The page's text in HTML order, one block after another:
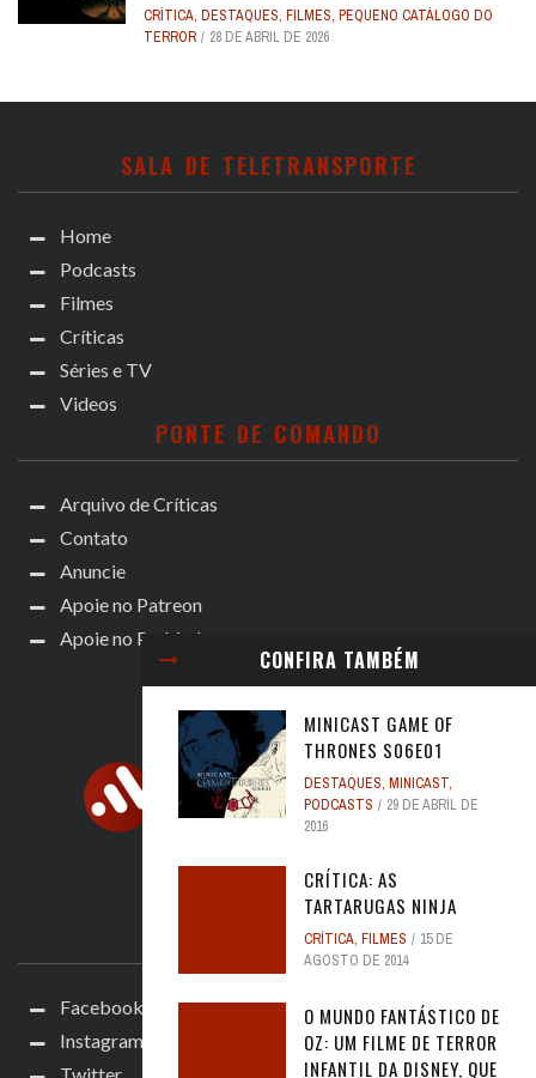
CONFIRA TAMBÉM
MINICAST GAME OF
THRONES S06E01
DESTAQUES, MINICAST,
PODCASTS
29 DE ABRIL DE
2016
CRÍTICA: AS
TARTARUGAS NINJA
CRÍTICA, FILMES
15 DE
AGOSTO DE 2014
O MUNDO FANTÁSTICO DE
OZ: UM FILME DE TERROR
INFANTIL DA DISNEY, QUE
CRÍTICA, DESTAQUES, FILMES, PEQUENO CATÁLOGO DO
TERROR
28 DE ABRIL DE 2026
SALA DE TELETRANSPORTE
Home
Podcasts
Filmes
Críticas
Séries e TV
Videos
PONTE DE COMANDO
Arquivo de Críticas
Contato
Anuncie
Apoie no Patreon
Apoie no Padrim!
ACOMPANHE
Facebook
Instagram